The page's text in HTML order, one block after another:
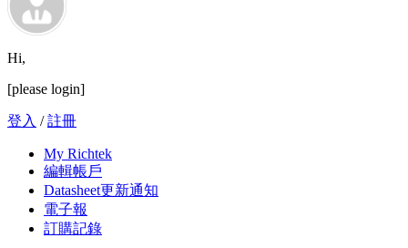
Hi,
[please login]
登入 /註冊
My Richtek
編輯帳戶
Datasheet更新通知
電子報
訂購記錄